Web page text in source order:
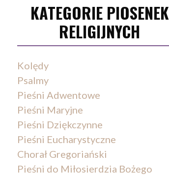
KATEGORIE PIOSENEK
RELIGIJNYCH
Kolędy
Psalmy
Pieśni Adwentowe
Pieśni Maryjne
Pieśni Dziękczynne
Pieśni Eucharystyczne
Chorał Gregoriański
Pieśni do Miłosierdzia Bożego